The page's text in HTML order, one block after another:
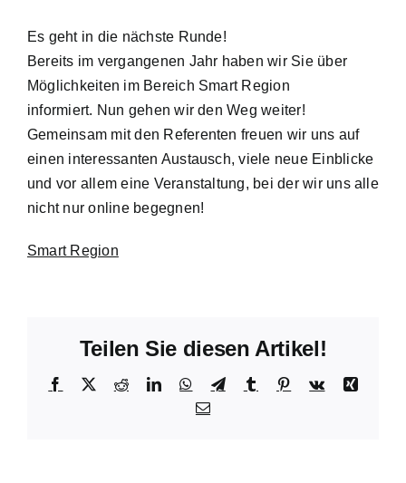
Es geht in die nächste Runde!
Bereits im vergangenen Jahr haben wir Sie über
Möglichkeiten im Bereich Smart Region
informiert. Nun gehen wir den Weg weiter!
Gemeinsam mit den Referenten freuen wir uns auf
einen interessanten Austausch, viele neue Einblicke
und vor allem eine Veranstaltung, bei der wir uns alle
nicht nur online begegnen!
Smart Region
Teilen Sie diesen Artikel!
Facebook
X RedditLinkedInWhatsApp
TelegramTumblr Pinterest
Vk
Xing
E-